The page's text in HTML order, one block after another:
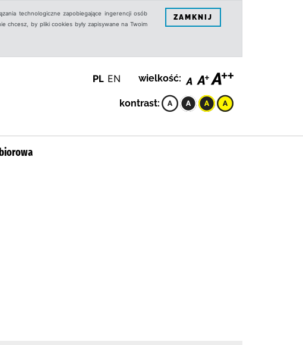
technologiczne zapobiegające ingerencji osób
chcesz, by pliki cookies były zapisywane na Twoim
ZAMKNIJ
PL EN wielkość:
kontrast: